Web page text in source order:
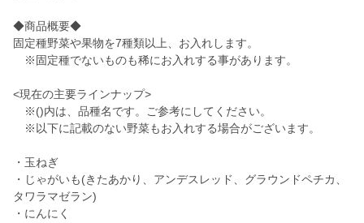
◆商品概要◆
固定種野菜や果物を7種類以上、お入れします。
※固定種でないものも稀にお入れする事があります。
<現在の主要ラインナップ>
※()内は、品種名です。ご参考にしてください。
※以下に記載のない野菜もお入れする場合がございます。
・玉ねぎ
・じゃがいも(きたあかり、アンデスレッド、グラウンドペチカ、
タワラマゼラン)
・にんにく